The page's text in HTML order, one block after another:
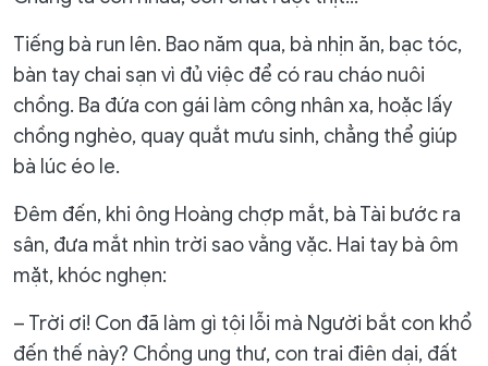
Tiếng bà run lên. Bao năm qua, bà nhịn ăn, bạc tóc,
bàn tay chai sạn vì đủ việc để có rau cháo nuôi
chồng. Ba đứa con gái làm công nhân xa, hoặc lấy
chồng nghèo, quay quắt mưu sinh, chẳng thể giúp
bà lúc éo le.
Đêm đến, khi ông Hoàng chợp mắt, bà Tài bước ra
sân, đưa mắt nhìn trời sao vằng vặc. Hai tay bà ôm
mặt, khóc nghẹn:
– Trời ơi! Con đã làm gì tội lỗi mà Người bắt con khổ
đến thế này? Chồng ung thư, con trai điên dại, đất